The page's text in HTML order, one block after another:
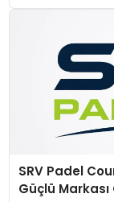
SRV Padel
Güçlü